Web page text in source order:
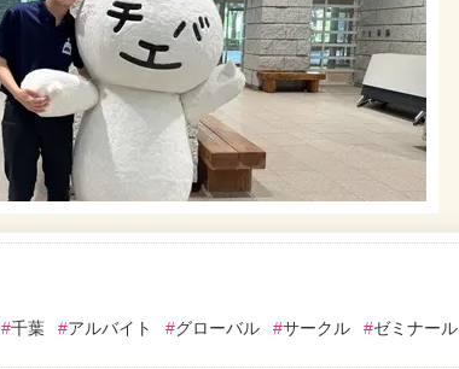
#千葉 #アルバイト #グローバル #サークル #ゼミナール